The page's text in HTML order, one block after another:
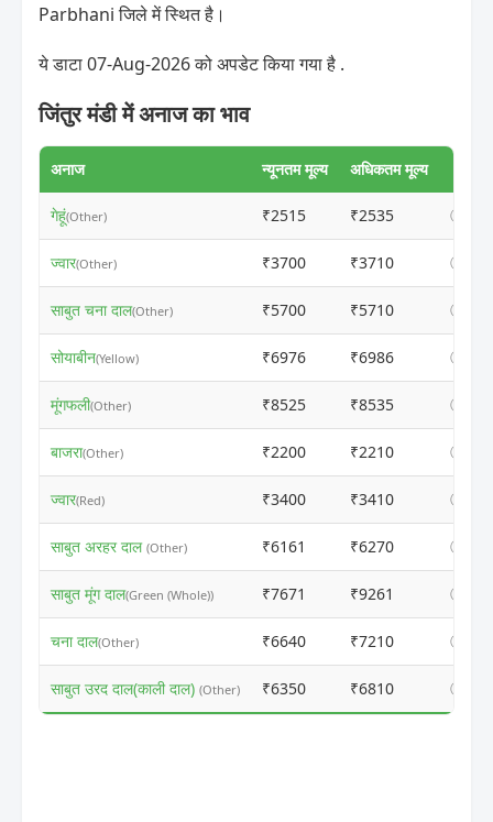
Parbhani जिले में स्थित है।
ये डाटा 07-Aug-2026 को अपडेट किया गया है .
जिंतुर मंडी में अनाज का भाव
अनाज न्यूनतम मूल्य अधिकतम मूल्य
गेहूं(Other) ₹2515 ₹2535 ⓘ
ज्वार(Other) ₹3700 ₹3710 ⓘ
साबुत चना दाल(Other) ₹5700 ₹5710 ⓘ
सोयाबीन(Yellow) ₹6976 ₹6986 ⓘ
मूंगफली(Other) ₹8525 ₹8535 ⓘ
बाजरा(Other) ₹2200 ₹2210 ⓘ
ज्वार(Red) ₹3400 ₹3410 ⓘ
साबुत अरहर दाल (Other) ₹6161 ₹6270 ⓘ
साबुत मूंग दाल(Green (Whole)) ₹7671 ₹9261 ⓘ
चना दाल(Other) ₹6640 ₹7210 ⓘ
साबुत उरद दाल(काली दाल) (Other) ₹6350 ₹6810 ⓘ